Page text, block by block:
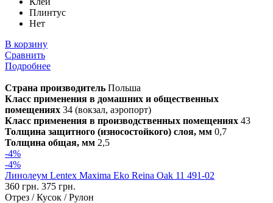
Плинтус
Нет
В корзину
Сравнить
Подробнее
Страна производитель Польша
Класс применения в домашних и общественных
помещениях 34 (вокзал, аэропорт)
Класс применения в производственных помещениях 43
Толщина защитного (износостойкого) слоя, мм 0,7
Толщина общая, мм 2,5
-4%
-4%
Линолеум Lentex Maxima Eko Reina Oak 11 491-02
360 грн. 375 грн.
Отрез / Кусок / Рулон